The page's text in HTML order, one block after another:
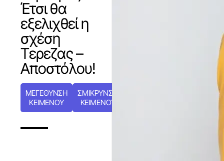
Έτσι θα
εξελιχθεί η
σχέση
Τερεζας –
Αποστόλου!
ΜΕΓΕΘΥΝΣΗ
ΚΕΙΜΕΝΟΥ
ΣΜΙΚΡΥΝΣΗ
ΚΕΙΜΕΝΟΥ